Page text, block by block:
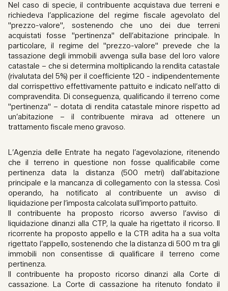
Nel caso di specie, il contribuente acquistava due terreni e
richiedeva l’applicazione del regime fiscale agevolato del
"prezzo-valore", sostenendo che uno dei due terreni
acquistati fosse "pertinenza" dell’abitazione principale. In
particolare, il regime del "prezzo-valore" prevede che la
tassazione degli immobili avvenga sulla base del loro valore
catastale – che si determina moltiplicando la rendita catastale
(rivalutata del 5%) per il coefficiente 120 - indipendentemente
dal corrispettivo effettivamente pattuito e indicato nell’atto di
compravendita. Di conseguenza, qualificando il terreno come
"pertinenza" – dotata di rendita catastale minore rispetto ad
un’abitazione – il contribuente mirava ad ottenere un
trattamento fiscale meno gravoso.
L’Agenzia delle Entrate ha negato l’agevolazione, ritenendo
che il terreno in questione non fosse qualificabile come
pertinenza data la distanza (500 metri) dall’abitazione
principale e la mancanza di collegamento con la stessa. Così
operando, ha notificato al contribuente un avviso di
liquidazione per l’imposta calcolata sull’importo pattuito.
Il contribuente ha proposto ricorso avverso l’avviso di
liquidazione dinanzi alla CTP, la quale ha rigettato il ricorso. Il
ricorrente ha proposto appello e la CTR adita ha a sua volta
rigettato l’appello, sostenendo che la distanza di 500 m tra gli
immobili non consentisse di qualificare il terreno come
pertinenza.
Il contribuente ha proposto ricorso dinanzi alla Corte di
cassazione. La Corte di cassazione ha ritenuto fondato il